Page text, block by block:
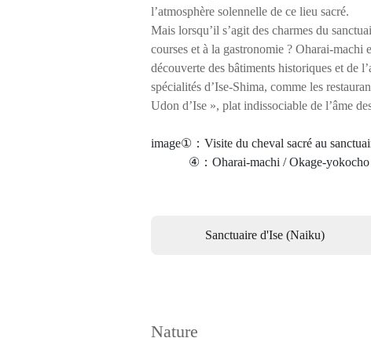
l’atmosphère solennelle de ce lieu sacré.
Mais lorsqu’il s’agit des charmes du
courses et à la gastronomie ? Oharai-machi
découverte des bâtiments historiques et de
spécialités d’Ise-Shima, comme les
Udon d’Ise », plat indissociable de l’âme
image①：Visite du cheval sacré au
④：Oharai-machi / Okage-yokocho
Sanctuaire d'Ise (Naiku)
Nature